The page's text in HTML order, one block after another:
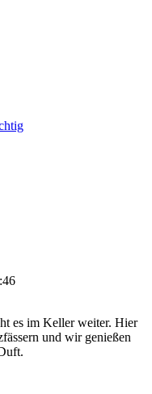
es im Keller weiter. Hier
und wir genießen